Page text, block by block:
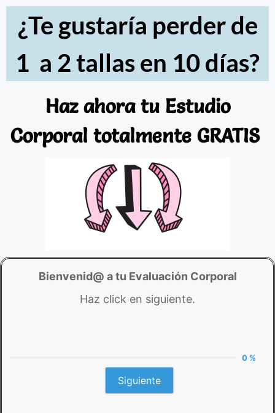
¿Te gustaría perder de
1 a 2 tallas en 10 días?
Haz ahora tu Estudio
Corporal totalmente GRATIS
Bienvenid@ a tu Evaluación Corporal
Haz click en siguiente.
0 %
Siguiente